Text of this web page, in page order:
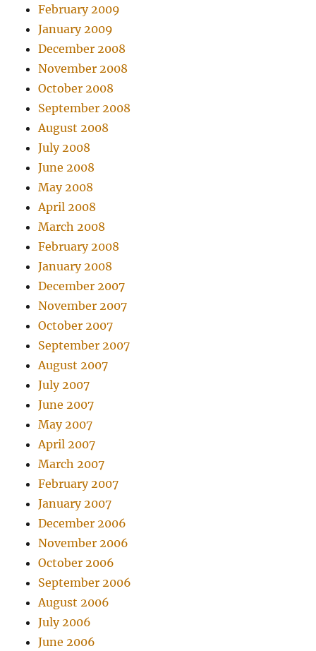
February 2009
January 2009
December 2008
November 2008
October 2008
September 2008
August 2008
July 2008
June 2008
May 2008
April 2008
March 2008
February 2008
January 2008
December 2007
November 2007
October 2007
September 2007
August 2007
July 2007
June 2007
May 2007
April 2007
March 2007
February 2007
January 2007
December 2006
November 2006
October 2006
September 2006
August 2006
July 2006
June 2006